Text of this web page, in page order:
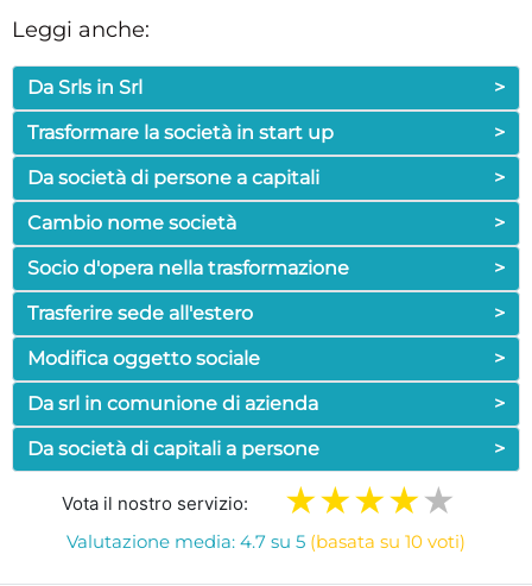
Leggi anche:
Da Srls in Srl
>
Trasformare la società in start up
>
Da società di persone a capitali
>
Cambio nome società
>
Socio d'opera nella trasformazione
>
Trasferire sede all'estero
>
Modifica oggetto sociale
>
Da srl in comunione di azienda
>
Da società di capitali a persone
>
Vota il nostro servizio:
Valutazione media: 4.7 su 5 (basata su 10 voti)